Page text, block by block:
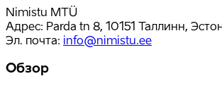
Nimistu MTÜ
Адрес: Parda tn 8, 10151 Таллинн,
Эл. почта: info@nimistu.ee
Обзор